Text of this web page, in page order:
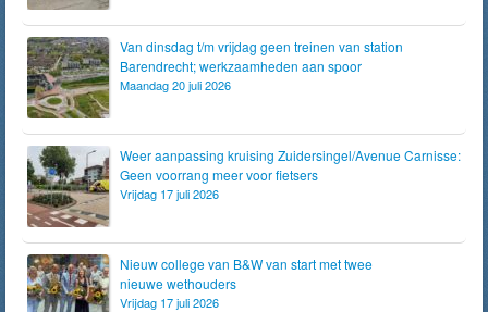
Van dinsdag t/m vrijdag geen treinen van station
Barendrecht; werkzaamheden aan spoor
Maandag 20 juli 2026
Weer aanpassing kruising Zuidersingel/Avenue Carnisse:
Geen voorrang meer voor fietsers
Vrijdag 17 juli 2026
Nieuw college van B&W van start met twee
nieuwe wethouders
Vrijdag 17 juli 2026